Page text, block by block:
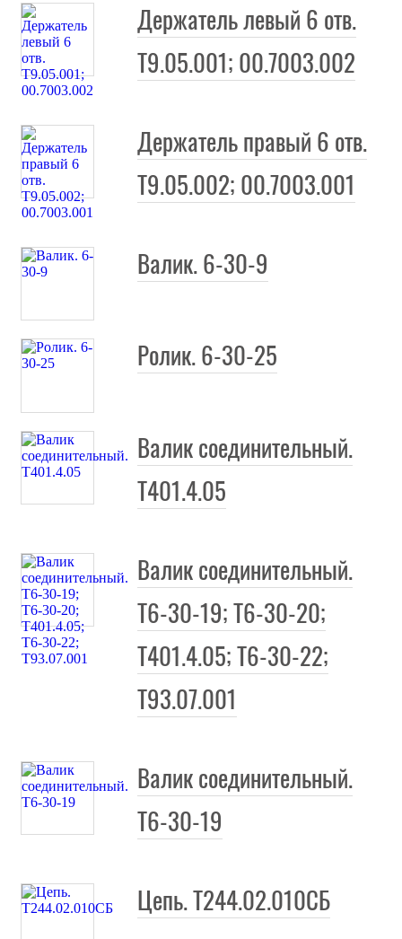
Держатель левый 6 отв.
Т9.05.001; 00.7003.002
Держатель правый 6 отв.
Т9.05.002; 00.7003.001
Валик. 6-30-9
Ролик. 6-30-25
Валик соединительный.
Т401.4.05
Валик соединительный.
Т6-30-19; Т6-30-20;
Т401.4.05; Т6-30-22;
Т93.07.001
Валик соединительный.
Т6-30-19
Цепь. Т244.02.010СБ